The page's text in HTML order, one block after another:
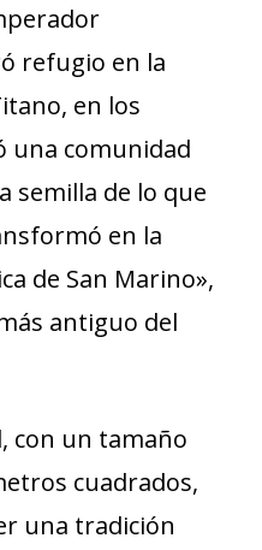
refugio en la
en los
una comunidad
semilla de lo que
en la
de San Marino»,
antiguo del
con un tamaño
cuadrados,
una tradición